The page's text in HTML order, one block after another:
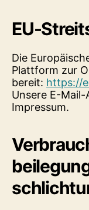
EU-
Die
Plattform zur
bereit: https://
Unsere E-
Impressum.